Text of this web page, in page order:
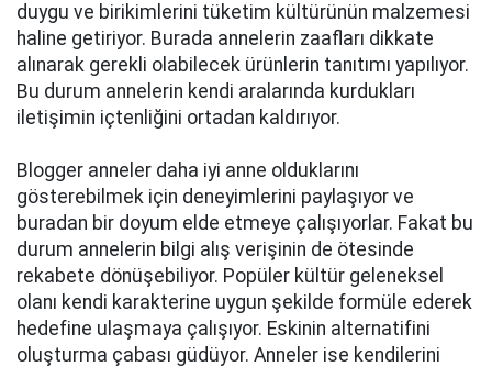
duygu ve birikimlerini tüketim kültürünün malzemesi
haline getiriyor. Burada annelerin zaafları dikkate
alınarak gerekli olabilecek ürünlerin tanıtımı yapılıyor.
Bu durum annelerin kendi aralarında kurdukları
iletişimin içtenliğini ortadan kaldırıyor.
Blogger anneler daha iyi anne olduklarını
gösterebilmek için deneyimlerini paylaşıyor ve
buradan bir doyum elde etmeye çalışıyorlar. Fakat bu
durum annelerin bilgi alış verişinin de ötesinde
rekabete dönüşebiliyor. Popüler kültür geleneksel
olanı kendi karakterine uygun şekilde formüle ederek
hedefine ulaşmaya çalışıyor. Eskinin alternatifini
oluşturma çabası güdüyor. Anneler ise kendilerini